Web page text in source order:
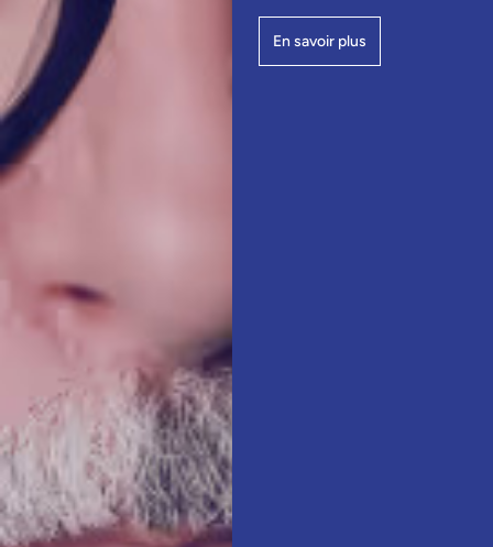
En savoir plus